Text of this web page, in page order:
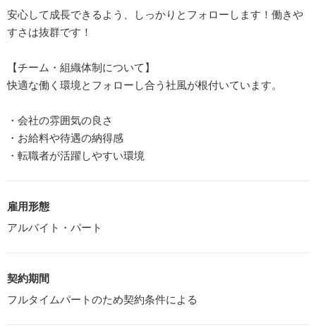
安心して成長できるよう、しっかりとフォローします！働きや
すさは抜群です！
【チーム・組織体制について】
快適な働く環境とフォローし合う社風が根付いています。
・会社の雰囲気の良さ
・お給料や待遇の納得感
・転職者が活躍しやすい環境
雇用形態
アルバイト・パート
契約期間
フルタイムパートのため契約条件による